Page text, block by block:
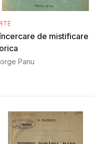
de mistificare
Panu